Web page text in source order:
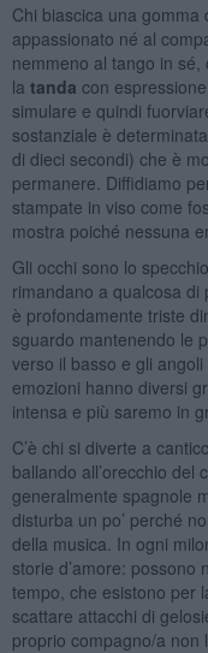
Chi biascica una
appassionato né al
nemmeno al tango in
la tanda con
simulare e quindi
sostanziale è
di dieci secondi) che è
permanere. Diffidiamo
stampate in viso come
mostra poiché nessuna
Gli occhi sono lo
rimandano a qualcosa di
è profondamente triste
sguardo mantenendo le
verso il basso e gli
emozioni hanno diversi
intensa e più saremo in
C’è chi si diverte a
ballando all’orecchio del
generalmente spagnole
disturba un po’ perché
della musica. In ogni
storie d’amore: possono
tempo, che esistono per
scattare attacchi di
proprio compagno/a non